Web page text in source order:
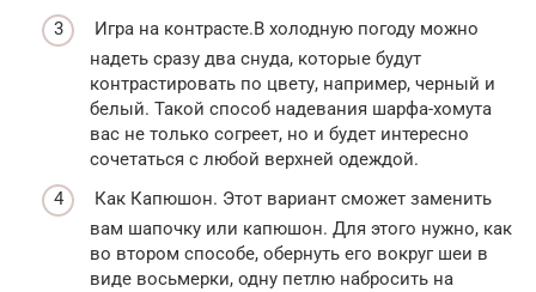
Игра на контрасте.В холодную погоду можно
надеть сразу два снуда, которые будут
контрастировать по цвету, например, черный и
белый. Такой способ надевания шарфа-хомута
вас не только согреет, но и будет интересно
сочетаться с любой верхней одеждой.
Как Капюшон. Этот вариант сможет заменить
вам шапочку или капюшон. Для этого нужно, как
во втором способе, обернуть его вокруг шеи в
виде восьмерки, одну петлю набросить на